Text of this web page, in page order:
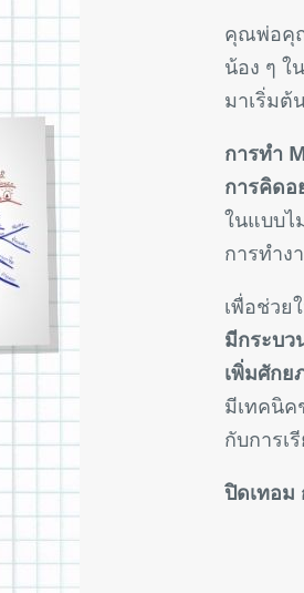
คุณพ่อคุ
น้อง ๆ ใ
มาเริ่มต้
การทำ
การคิดอ
ในแบบไ
การทำง
เพื่อช่วย
มีกระบ
เพิ่มศักย
มีเทคนิค
กับการเ
ปิดเทอม